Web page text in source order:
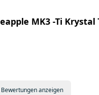
MK3 -Ti Krystal
anzeigen